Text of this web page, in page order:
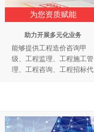
为您资质赋能
助力开展多元化业务
能够提供工程造价咨询甲
级、工程监理、工程施工管
理、工程咨询、工程招标代